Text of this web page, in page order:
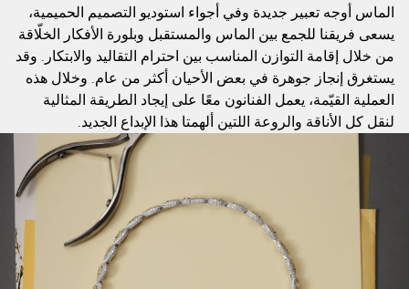
الماس أوجه تعبير جديدة وفي أجواء استوديو التصميم الحميمية،
يسعى فريقنا للجمع بين الماس والمستقبل وبلورة الأفكار الخلّاقة
من خلال إقامة التوازن المناسب بين احترام التقاليد والابتكار. وقد
يستغرق إنجاز جوهرة في بعض الأحيان أكثر من عام. وخلال هذه
العملية القيّمة، يعمل الفنانون معًا على إيجاد الطريقة المثالية
لنقل كل الأناقة والروعة اللتين ألهمتا هذا الإبداع الجديد.